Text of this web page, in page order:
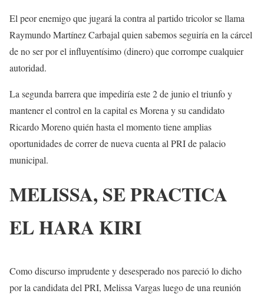
El peor enemigo que jugará la contra al partido tricolor se llama
Raymundo Martínez Carbajal quien sabemos seguiría en la cárcel
de no ser por el influyentísimo (dinero) que corrompe cualquier
autoridad.
La segunda barrera que impediría este 2 de junio el triunfo y
mantener el control en la capital es Morena y su candidato
Ricardo Moreno quién hasta el momento tiene amplias
oportunidades de correr de nueva cuenta al PRI de palacio
municipal.
MELISSA, SE PRACTICA
EL HARA KIRI
Como discurso imprudente y desesperado nos pareció lo dicho
por la candidata del PRI, Melissa Vargas luego de una reunión